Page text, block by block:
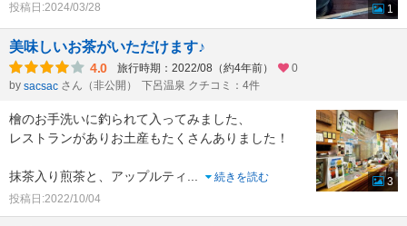
投稿日:2024/03/28
1
美味しいお茶がいただけます♪
4.0 旅行時期：2022/08（約4年前）
0
by sacsac さん（非公開） 下呂温泉 クチコミ：4件
檜のお手洗いに釣られて入ってみました、
レストランがありお土産もたくさんありました！
抹茶入り煎茶と、アップルティ ...
続きを読む
投稿日:2022/10/04
3